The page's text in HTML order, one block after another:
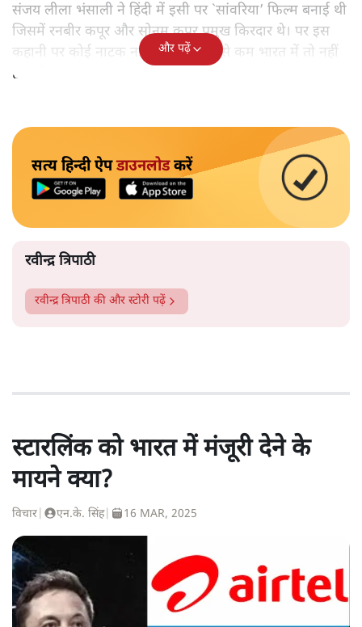
संजय लीला भंसाली ने हिंदी में इसी पर `सांवरिया’ फिल्म बनाई थी
जिसमें रनबीर कपूर और सोनम कपूर प्रमुख किरदार थे। पर इस
कहानी पर कोई नाटक नहीं हुआ है। कम से कम भारत में तो नहीं
हुआ है।
और पढ़ें
सत्य हिन्दी ऐपडाउनलोडकरें
रवीन्द्र त्रिपाठी
रवीन्द्र त्रिपाठी की और स्टोरी पढ़ें
स्टारलिंक को भारत में मंजूरी देने के
मायने क्या?
विचार एन.के. सिंह| 16 MAR, 2025